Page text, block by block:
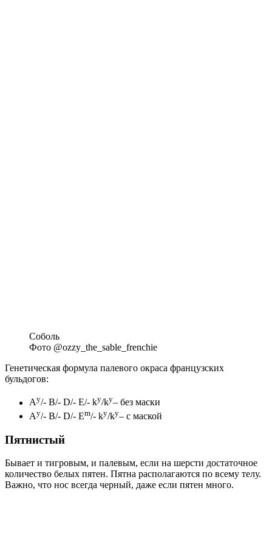
Соболь
Фото @ozzy_the_sable_frenchie
Генетическая формула палевого окраса французских
бульдогов:
Ay/- B/- D/- Е/- ky/ky– без маски
Ay/- B/- D/- Еm/- ky/ky– с маской
Пятнистый
Бывает и тигровым, и палевым, если на шерсти достаточное
количество белых пятен. Пятна располагаются по всему телу.
Важно, что нос всегда черный, даже если пятен много.